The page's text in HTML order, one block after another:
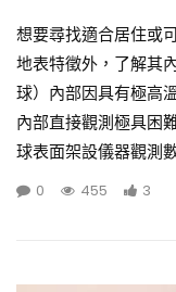
想要尋找適合居住或
地表特徵外，了解其
球）內部因具有極高
內部直接觀測極具困
球表面架設儀器觀測
0 455 3